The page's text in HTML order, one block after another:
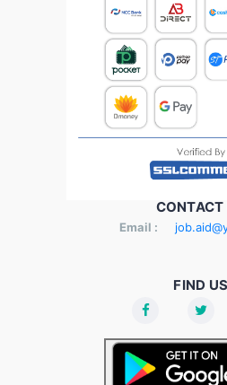
CONTACT
Email :
FIND US